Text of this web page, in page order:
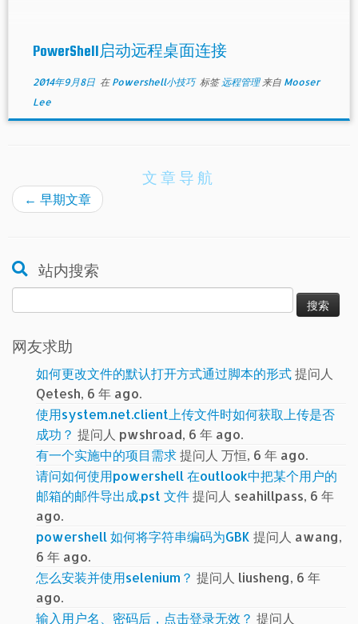
PowerShell启动远程桌面连接
2014年9月8日在 Powershell小技巧 标签远程管理 来自 Mooser
Lee
文章导航
← 早期文章
站内搜索
索：
网友求助
如何更改文件的默认打开方式通过脚本的形式提问人
Qetesh, 6 年 ago.
使用system.net.client上传文件时如何获取上传是否
成功？ 提问人 pwshroad, 6 年 ago.
有一个实施中的项目需求提问人 万恒, 6 年 ago.
请问如何使用powershell 在outlook中把某个用户的
邮箱的邮件导出成.pst 文件提问人 seahillpass, 6 年
ago.
powershell 如何将字符串编码为GBK 提问人 awang,
6 年 ago.
怎么安装并使用selenium？ 提问人 liusheng, 6 年
ago.
输入用户名、密码后，点击登录无效？ 提问人